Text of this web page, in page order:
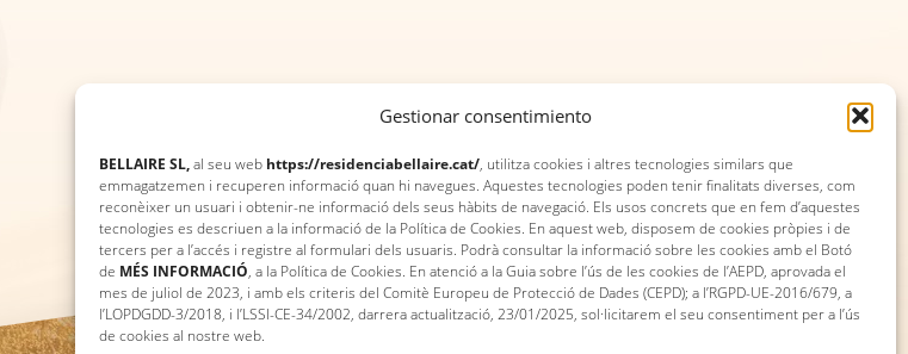
Gestionar consentimiento
BELLAIRE SL,al seu web https://residenciabellaire.cat/, utilitza cookies i altres tecnologies similars que
emmagatzemen i recuperen informació quan hi navegues. Aquestes tecnologies poden tenir finalitats diverses, com
reconèixer un usuari i obtenir-ne informació dels seus hàbits de navegació. Els usos concrets que en fem d’aquestes
tecnologies es descriuen a la informació de la Política de Cookies. En aquest web, disposem de cookies pròpies i de
tercers per a l’accés i registre al formulari dels usuaris. Podrà consultar la informació sobre les cookies amb el Botó
de MÉS INFORMACIÓ, a la Política de Cookies. En atenció a la Guia sobre l’ús de les cookies de l’AEPD, aprovada el
mes de juliol de 2023, i amb els criteris del Comitè Europeu de Protecció de Dades (CEPD); a l’RGPD-UE-2016/679, a
l’LOPDGDD-3/2018, i l’LSSI-CE-34/2002, darrera actualització, 23/01/2025, sol·licitarem el seu consentiment per a l’ús
de cookies al nostre web.